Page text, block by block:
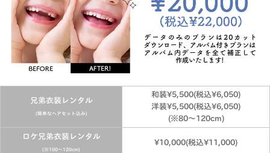
兄弟衣装レンタル
(簡単なヘアセット込み)
和装¥5,500(税込¥6,050)
洋装¥5,500(税込¥6,050)
(※80～120cm)
ロケ兄弟衣装レンタル
(※100〜120cm)
¥10,000(税込¥11,000)